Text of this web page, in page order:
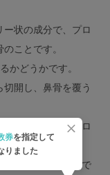
ー状の成分で、プロ
ことです。
かどうかです。
開し、鼻骨を覆う
ありませんが、プロ
ムがあります。
うテープやギプスで
券を指定して
りました